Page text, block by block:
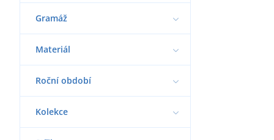
Gramáž
Materiál
Roční období
Kolekce